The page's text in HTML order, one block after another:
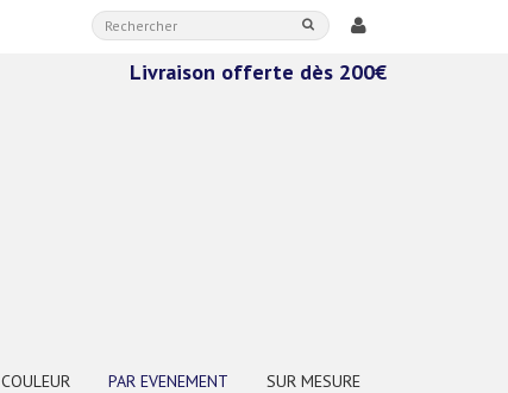
Livraison offerte dès 200€
PAR EVENEMENT SUR MESURE